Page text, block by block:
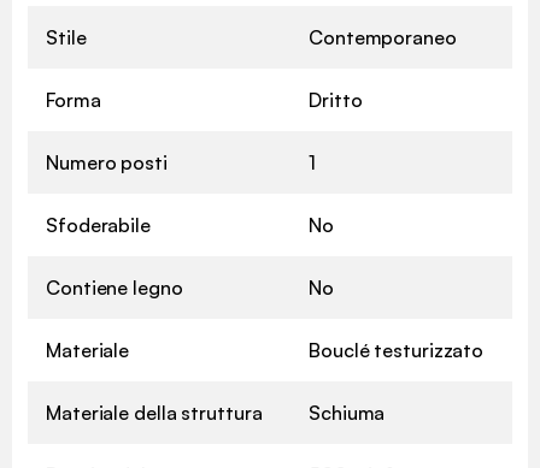
Stile Contemporaneo
Forma Dritto
Numero posti 1
Sfoderabile No
Contiene legno No
Materiale Bouclé testurizzato
Materiale della struttura Schiuma